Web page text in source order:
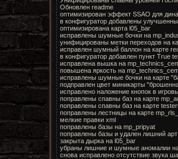
Обновлен readme
оптимизирован эффект SSAO для
в конфигуратор добавлены
оптимизированa картa l05_bar
исправлены шумные бочки на
унифицированы метки переходов на
исправлен шумный баллон на карте
в конфигуратор добавлен пункт True
исправлена вышка на
повышена яркость на
исправлены шумные бочки на карте
подправлен цвет миникарты
исправлено наложение кнопок в
поправлены спавны баз на карте
поправлены спавны баз на карте
поправлены лестницы на карте
мелкие правки xml
поправлены базы на mp_pripyat
поправлены базы и удален лишний
закрыта дырка на l05_bar
убраны лишние и шумные аномалии
снова исправлено отсутствие звука